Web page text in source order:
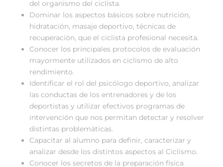
del organismo del ciclista.
Dominar los aspectos básicos sobre nutrición,
hidratación, masaje deportivo, técnicas de
recuperación, que el ciclista profesional necesita.
Conocer los principales protocolos de evaluación
mayormente utilizados en ciclismo de alto
rendimiento.
Identificar el rol del psicólogo deportivo, analizar
las conductas de los entrenadores y de los
deportistas y utilizar efectivos programas de
intervención que nos permitan detectar y resolver
distintas problemáticas.
Capacitar al alumno para definir, caracterizar y
analizar desde los distintos aspectos al Ciclismo.
Conocer los secretos de la preparación física